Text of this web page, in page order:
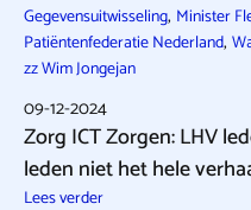
Gegevensuitwisseling, Minister
Patiëntenfederatie Nederland,
zz Wim Jongejan
09-12-2024
Zorg ICT Zorgen: LHV
leden niet het hele
Lees verder